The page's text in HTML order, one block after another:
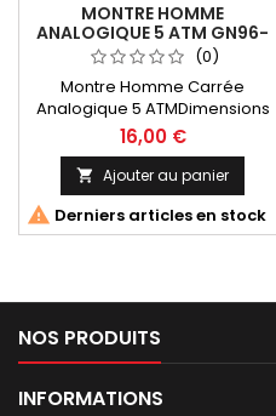
MONTRE HOMME
ANALOGIQUE 5 ATM GN96-
314
(0)
Montre Homme Carrée
Analogique 5 ATMDimensions
(L*W*H) :
37.0*37.0*0.7mmFabrication In
Japan Men's Square Analogue
Watch 5 ATMDimensions
(L*W*H) :
37.0*37.0*0.7mmManufacturing
16,00 €
 Ajouter au panier
 Derniers articles en stock
NOS PRODUITS
INFORMATIONS